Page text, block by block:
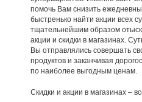
помочь Вам снизить
быстренько найти акции всех
тщательнейшим образом
акции и скидки в магазинах.
Вы отправлялись совершать
продуктов и заканчивая
по наиболее выгодным ценам.
Скидки и акции в магазинах –